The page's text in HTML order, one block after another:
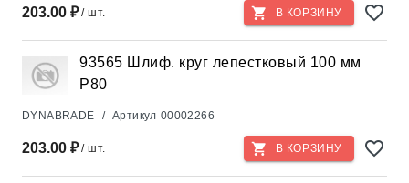
203.00 ₽/ шт. В КОРЗИНУ
93565 Шлиф. круг лепестковый 100 мм
Р80
DYNABRADE / Артикул 00002266
203.00 ₽/ шт. В КОРЗИНУ